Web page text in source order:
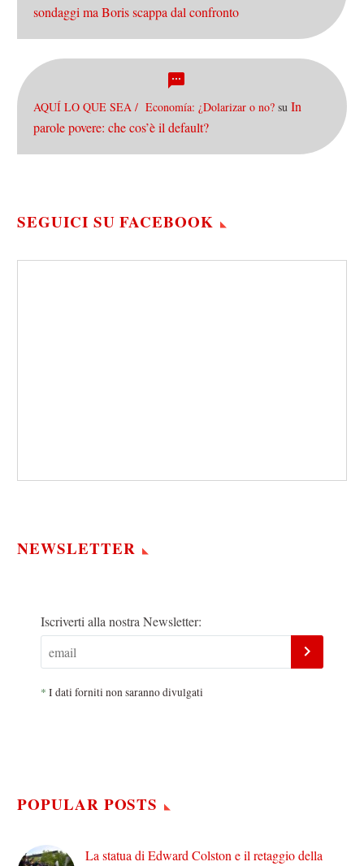
sondaggi ma Boris scappa dal confronto
AQUÍ LO QUE SEA / Economía: ¿Dolarizar o no? su In
parole povere: che cos’è il default?
SEGUICI SU FACEBOOK
NEWSLETTER
Iscriverti alla nostra Newsletter:
* I dati forniti non saranno divulgati
POPULAR POSTS
La statua di Edward Colston e il retaggio della